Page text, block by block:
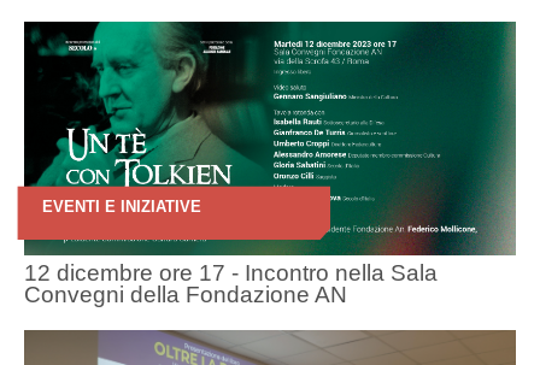
EVENTI E INIZIATIVE
12 dicembre ore 17 - Incontro nella Sala
Convegni della Fondazione AN